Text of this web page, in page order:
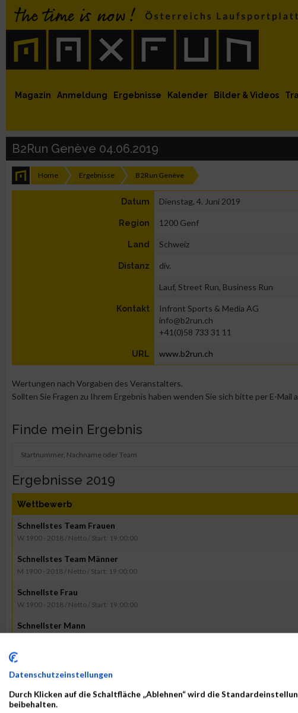
MaxFun Newsletter abonnieren
MaxFun auf Instagram
MaxFun auf Twitter
auf Youtube
auf Facebook
Magazin Anmeldung Ergebnisse Kalender Bilder & Videos
B2Run Genève 04.06.2019
Home Ergebnisse B2Run Genève
Datum Dienstag, 4. Juni 2019
Region 1200 Genf
Land Schweiz
Distanz div.
Lauf, Street Run, Business Run
Kontakt
Infront Sports & Media AG
info@b2run.ch
+41(0)58 733 31 11
URL www.b2run.ch
Wertungen nach Vorgaben des Veranstalters.
Sollten Sie Fragen zu Ihrem Ergebnis haben wenden Sie sich bitte per E-Mail
Finde mein Ergebnis
Ergebnisse 2019
Wettbewerb
Schnellstes Team Frauen
W 1900 - 2018 / Netto / Start: 19:00:00
Schnellstes Team Männer
M 1900 - 2018 / Netto / Start: 19:00:00
Schnellste Frau
W 1900 - 2018 / Netto / Start: 19:00:00
Schnellster Mann
Finisherliste Nordic Walking
MW 1900 - 2018 / Netto / Start: 19:00:00
Kontaktformular / Fragen
Datenschutzeinstellungen
Durch Klicken auf die Schaltfläche „Ablehnen“ wird die
beibehalten.